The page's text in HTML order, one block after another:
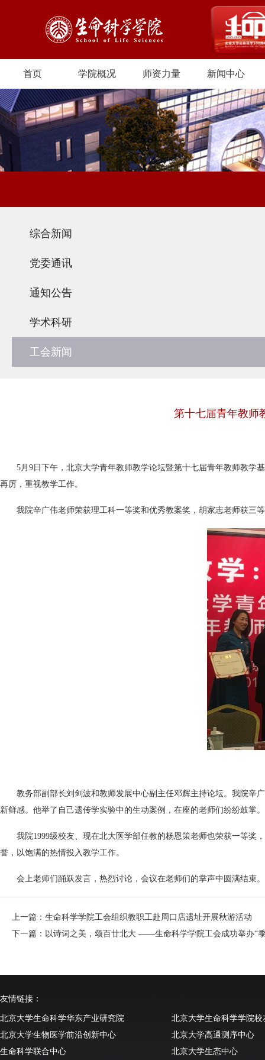
首页 学院概况 师资力量 新闻中心
综合新闻
党委通讯
通知公告
学术科研
工会新闻
第十七届青年教师
5月9日下午，北京大学青年教师教学论坛暨第十七届青年教师教学
再厉，重视教学工作。
我院辛广伟老师荣获理工科一等奖和优秀教案奖，胡家志老师获三
教务部副部长刘剑波和教师发展中心副主任邓辉主持论坛。我院辛
新鲜感。他举了自己遗传学实验中的生动案例，在座的老师们纷纷鼓掌。
我院1999级校友、现在北大医学部任教的杨恩策老师也荣获一等
誉，以饱满的热情投入教学工作。
会上老师们踊跃发言，热烈讨论，会议在老师们的掌声中圆满结束。
上一篇：生命科学学院工会组织教职工赴周口店遗址开展秋游活动
下一篇：以诗词之美，颂百廿北大 ——生命科学学院工会成功举办“
友情链接：
北京大学生命科学华东产业研究院
北京大学生命科学学院校
北京大学生物医学前沿创新中心
北京大学高通测序中心
生命科学联合中心
北京大学生态中心